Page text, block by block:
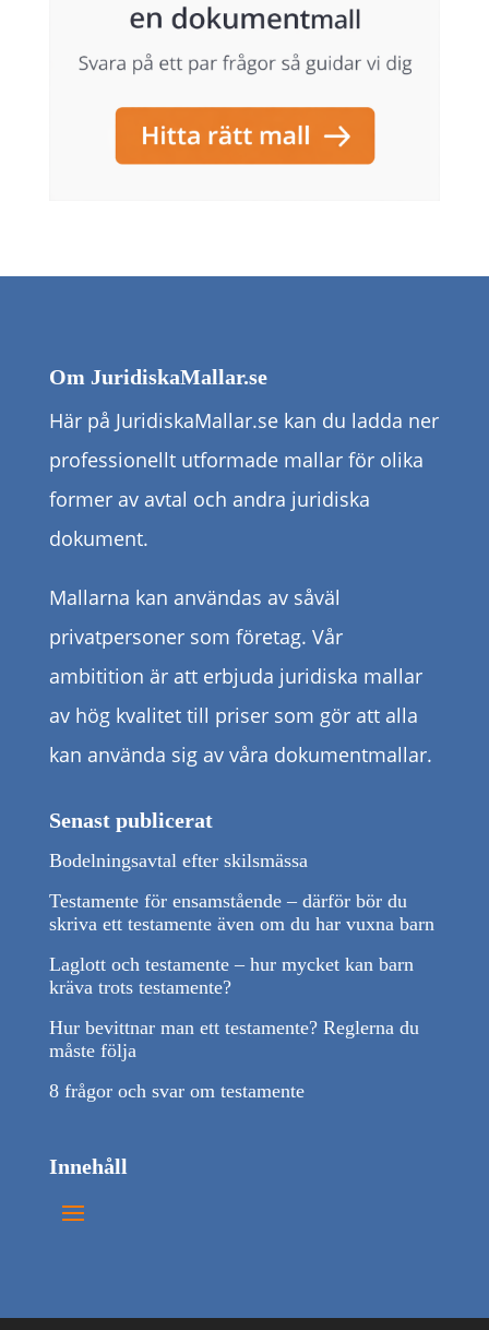
Om JuridiskaMallar.se
Här på JuridiskaMallar.se kan du ladda ner
professionellt utformade mallar för olika
former av avtal och andra juridiska
dokument.
Mallarna kan användas av såväl
privatpersoner som företag. Vår
ambitition är att erbjuda juridiska mallar
av hög kvalitet till priser som gör att alla
kan använda sig av våra dokumentmallar.
Senast publicerat
Bodelningsavtal efter skilsmässa
Testamente för ensamstående – därför bör du
skriva ett testamente även om du har vuxna barn
Laglott och testamente – hur mycket kan barn
kräva trots testamente?
Hur bevittnar man ett testamente? Reglerna du
måste följa
8 frågor och svar om testamente
Innehåll